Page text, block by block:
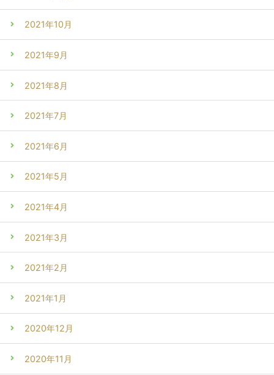
2021年10月
2021年9月
2021年8月
2021年7月
2021年6月
2021年5月
2021年4月
2021年3月
2021年2月
2021年1月
2020年12月
2020年11月